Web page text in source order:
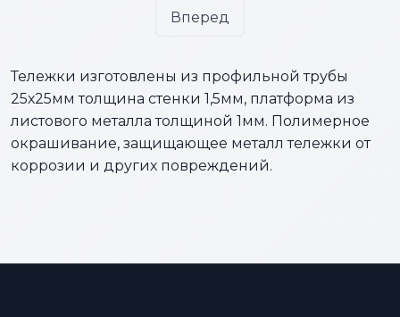
Вперед
Тележки изготовлены из профильной трубы
25х25мм толщина стенки 1,5мм, платформа из
листового металла толщиной 1мм. Полимерное
окрашивание, защищающее металл тележки от
коррозии и других повреждений.